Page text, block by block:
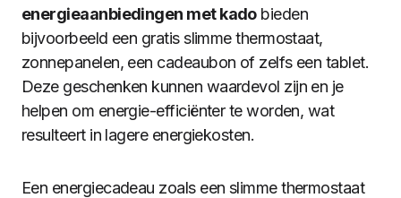
energieaanbiedingen met kadobieden
bijvoorbeeld een gratis slimme thermostaat,
zonnepanelen, een cadeaubon of zelfs een tablet.
Deze geschenken kunnen waardevol zijn en je
helpen om energie-efficiënter te worden, wat
resulteert in lagere energiekosten.
Een energiecadeau zoals een slimme thermostaat